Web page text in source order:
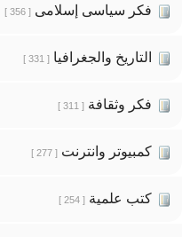
فكر سياسى إسلامى [ 356 ]
التاريخ والجغرافيا [ 331 ]
فكر وثقافة [ 311 ]
كمبيوتر وانترنت [ 277 ]
كتب علمية [ 254 ]